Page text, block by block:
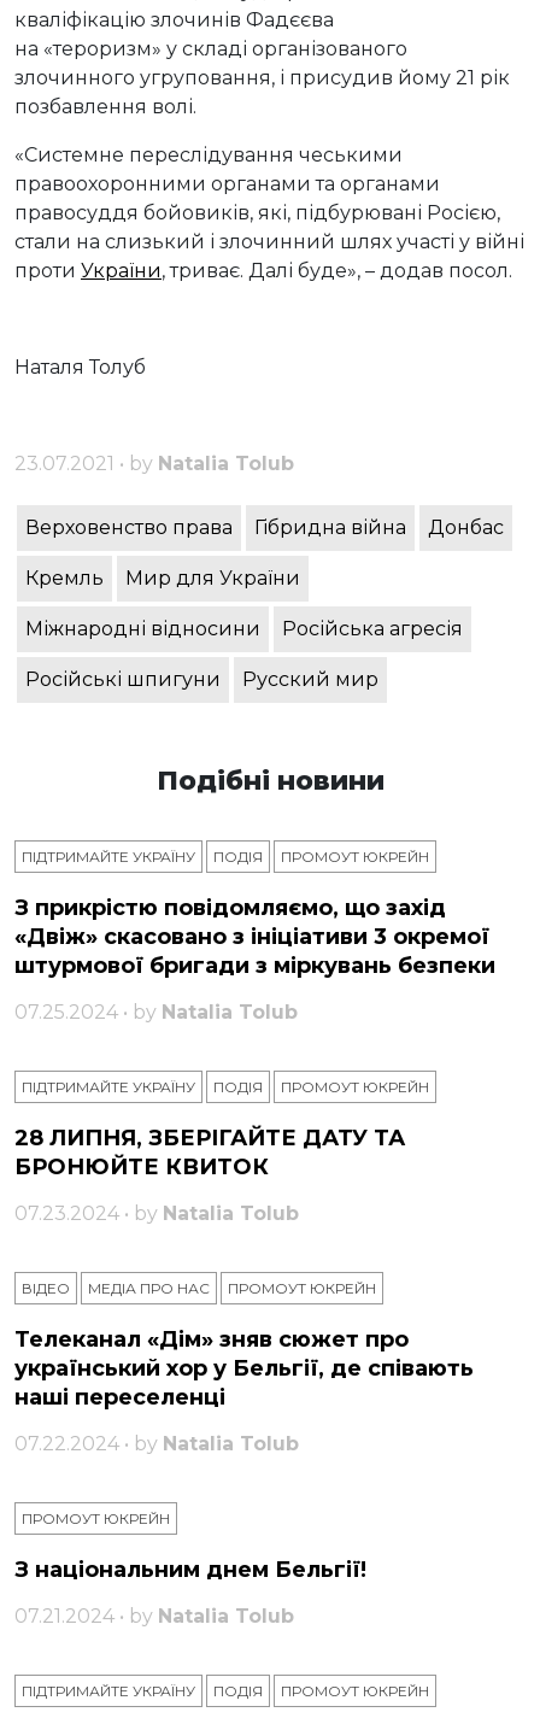
кваліфікацію злочинів Фадєєва
на «тероризм» у складі організованого
злочинного угруповання, і присудив йому 21 рік
позбавлення волі.
«Системне переслідування чеськими
правоохоронними органами та органами
правосуддя бойовиків, які, підбурювані Росією,
стали на слизький і злочинний шлях участі у війні
проти України, триває. Далі буде», – додав посол.
Наталя Толуб
23.07.2021 • by Natalia Tolub
Верховенство права Гібридна війна Донбас
Кремль Мир для України
Міжнародні відносини Російська агресія
Російські шпигуни Русский мир
Подібні новини
ПІДТРИМАЙТЕ УКРАЇНУ ПОДІЯ ПРОМОУТ ЮКРЕЙН
З прикрістю повідомляємо, що захід
«Двіж» скасовано з ініціативи 3 окремої
штурмової бригади з міркувань безпеки
07.25.2024 • by Natalia Tolub
ПІДТРИМАЙТЕ УКРАЇНУ ПОДІЯ ПРОМОУТ ЮКРЕЙН
28 ЛИПНЯ, ЗБЕРІГАЙТЕ ДАТУ ТА
БРОНЮЙТЕ КВИТОК
07.23.2024 • by Natalia Tolub
ВІДЕО МЕДІА ПРО НАС ПРОМОУТ ЮКРЕЙН
Телеканал «Дім» зняв сюжет про
український хор у Бельгії, де співають
наші переселенці
07.22.2024 • by Natalia Tolub
ПРОМОУТ ЮКРЕЙН
З національним днем ​​Бельгії!
07.21.2024 • by Natalia Tolub
ПІДТРИМАЙТЕ УКРАЇНУ ПОДІЯ ПРОМОУТ ЮКРЕЙН